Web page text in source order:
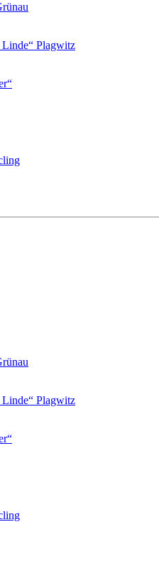
Plagwitz
Plagwitz